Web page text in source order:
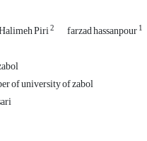
Piri2 farzad hassanpour1
of university of zabol